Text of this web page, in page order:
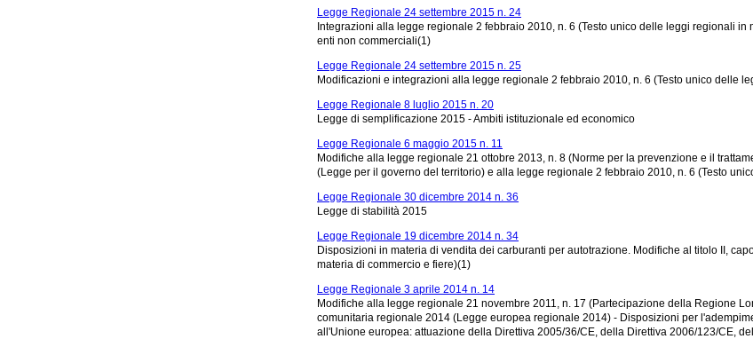
Legge Regionale 24 settembre 2015 n. 24
Integrazioni alla legge regionale 2 febbraio 2010, n. 6 (Testo unico delle leggi regionali
enti non commerciali(1)
Legge Regionale 24 settembre 2015 n. 25
Modificazioni e integrazioni alla legge regionale 2 febbraio 2010, n. 6 (Testo unico delle
Legge Regionale 8 luglio 2015 n. 20
Legge di semplificazione 2015 - Ambiti istituzionale ed economico
Legge Regionale 6 maggio 2015 n. 11
Modifiche alla legge regionale 21 ottobre 2013, n. 8 (Norme per la prevenzione e il
(Legge per il governo del territorio) e alla legge regionale 2 febbraio 2010, n. 6 (Testo
Legge Regionale 30 dicembre 2014 n. 36
Legge di stabilità 2015
Legge Regionale 19 dicembre 2014 n. 34
Disposizioni in materia di vendita dei carburanti per autotrazione. Modifiche al titolo II,
materia di commercio e fiere)(1)
Legge Regionale 3 aprile 2014 n. 14
Modifiche alla legge regionale 21 novembre 2011, n. 17 (Partecipazione della Regione
comunitaria regionale 2014 (Legge europea regionale 2014) - Disposizioni per
all'Unione europea: attuazione della Direttiva 2005/36/CE, della Direttiva 2006/123/CE,